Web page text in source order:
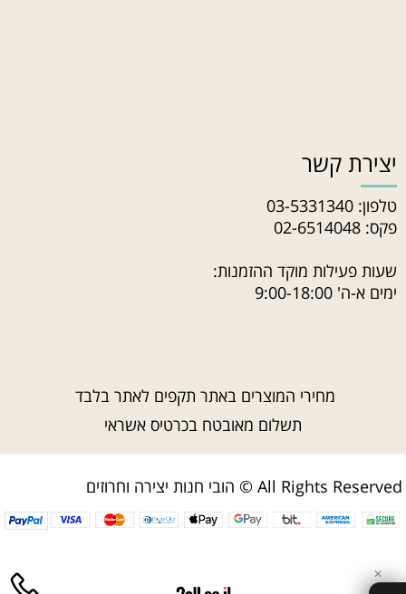
יצירת קשר
טלפון: 03-5331340
פקס: 02-6514048
שעות פעילות מוקד ההזמנות:
ימים א-ה' 9:00-18:00
מחירי המוצרים באתר תקפים לאתר בלבד
תשלום מאובטח בכרטיס אשראי
הובי חנות יצירה וחרוזים © All Rights Reserved
✕